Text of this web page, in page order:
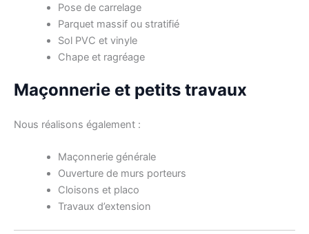
Pose de carrelage
Parquet massif ou stratifié
Sol PVC et vinyle
Chape et ragréage
Maçonnerie et petits travaux
Nous réalisons également :
Maçonnerie générale
Ouverture de murs porteurs
Cloisons et placo
Travaux d’extension